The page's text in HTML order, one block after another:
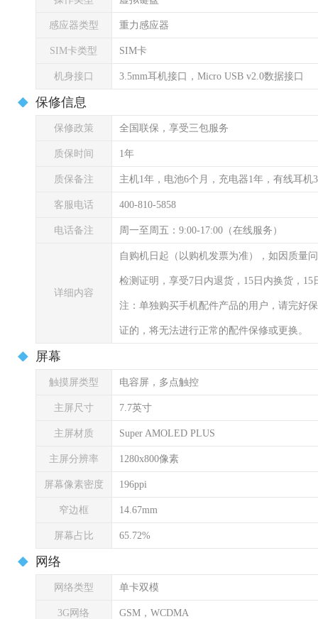
感应器类型 重力感应器
SIM卡类型 SIM卡
机身接口 3.5mm耳机接口，Micro USB v2.0数据接口
保修信息
保修政策 全国联保，享受三包服务
质保时间 1年
质保备注 主机1年，电池6个月，充电器1年，有线耳机
客服电话 400-810-5858
电话备注 周一至周五：9:00-17:00（在线服务）
详细内容
自购机日起（以购机发票为准），如因质量
检测证明，享受7日内退货，15日内换货，
注：单独购买手机配件产品的用户，请完好
证的，将无法进行正常的配件保修或更换。
屏幕
触摸屏类型 电容屏，多点触控
主屏尺寸 7.7英寸
主屏材质 Super AMOLED PLUS
主屏分辨率 1280x800像素
屏幕像素密度 196ppi
窄边框 14.67mm
屏幕占比 65.72%
网络
网络类型 单卡双模
3G网络 GSM，WCDMA